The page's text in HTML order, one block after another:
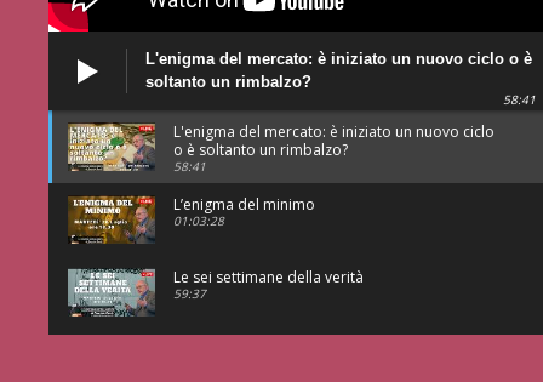
L'enigma del mercato: è iniziato un nuovo ciclo o è
soltanto un rimbalzo?
58:41
L'enigma del mercato: è iniziato un nuovo ciclo
o è soltanto un rimbalzo?
58:41
L’enigma del minimo
01:03:28
Le sei settimane della verità
59:37